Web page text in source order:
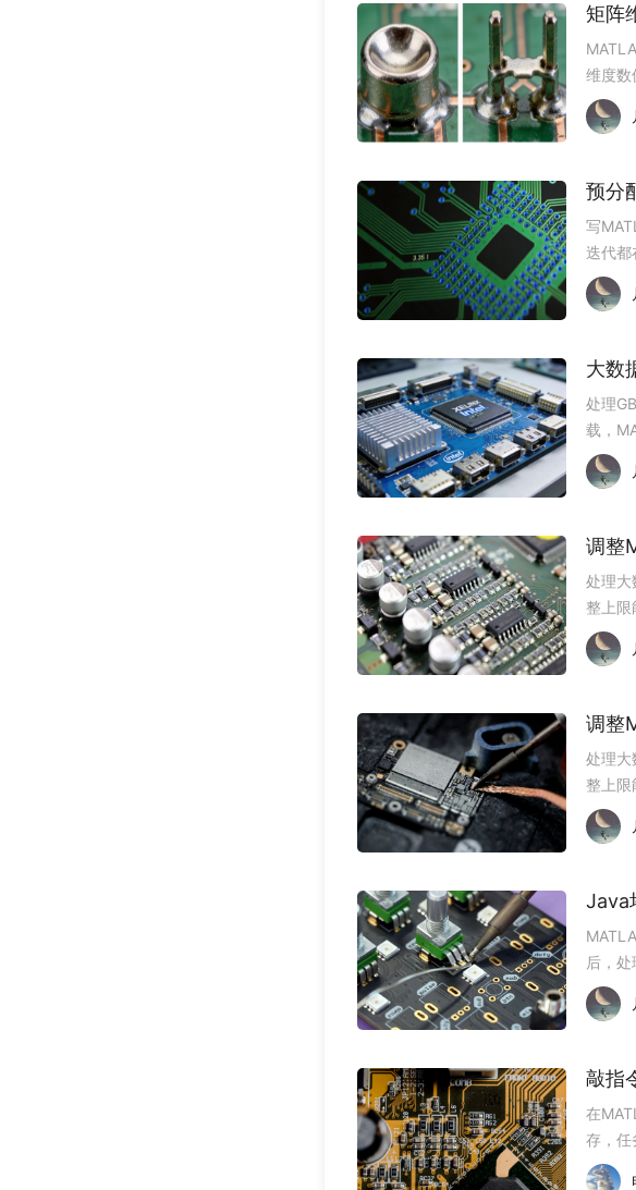
矩阵
维度数
用逐
问题。
预分
写
迭代都
数倍
动态扩
大数
处理
载，
改用
取放弃
调整
处理大
整上限
物理
设”按
调整
处理大
整上限
物理
设”按
后，
能靠
理逻辑
敲指
在
存，任
出了